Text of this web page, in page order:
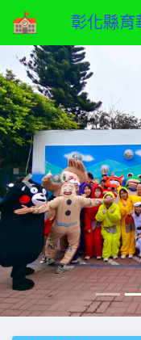
彰化縣育
Previous